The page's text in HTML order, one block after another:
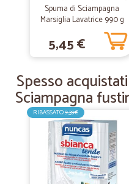
Cristina B.
Questa volta non la
Questa volta non la consueta
cortesia,scelta e qualità.
Spuma di Sciampagna
Marsiglia Lavatrice 990 g
5,45 €
Spesso
Sciampagna
RIBASSATO9,39€